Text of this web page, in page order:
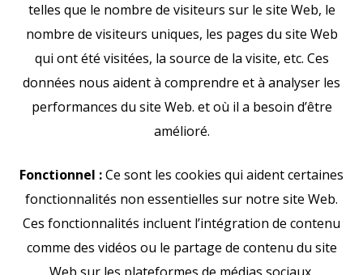
telles que le nombre de visiteurs sur le site Web, le
nombre de visiteurs uniques, les pages du site Web
qui ont été visitées, la source de la visite, etc. Ces
données nous aident à comprendre et à analyser les
performances du site Web. et où il a besoin d’être
amélioré.
Fonctionnel :Ce sont les cookies qui aident certaines
fonctionnalités non essentielles sur notre site Web.
Ces fonctionnalités incluent l’intégration de contenu
comme des vidéos ou le partage de contenu du site